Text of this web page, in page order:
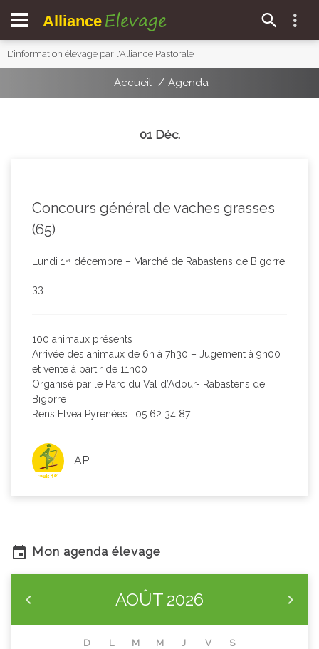
Alliance Elevage
L'information élevage par l'Alliance Pastorale
Accueil Agenda
01 Déc.
Concours général de vaches grasses
(65)
Lundi 1 er décembre – Marché de Rabastens de Bigorre
33
100 animaux présents
Arrivée des animaux de 6h à 7h30 – Jugement à 9h00
et vente à partir de 11h00
Organisé par le Parc du Val d’Adour- Rabastens de
Bigorre
Rens Elvea Pyrénées : 05 62 34 87
AP
Mon agenda élevage
AOÛT 2026
D L M M J V S